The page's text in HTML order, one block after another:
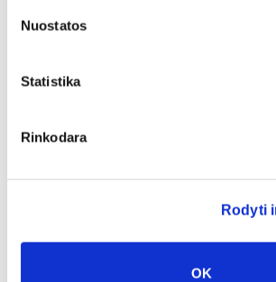
Nuostatos
Statistika
Rinkodara
Rodyti
OK
auksinį 2cm pločio rėmelį, kuris
interjero akcentu.
Jūsų jau turimą drobę,